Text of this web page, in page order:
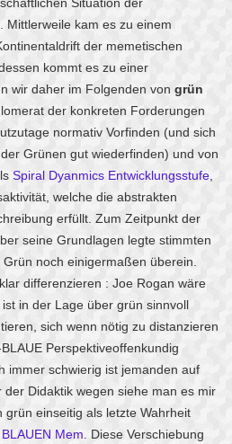
Situation der
Mittlerweile kam es zu einem
der memetischen
kommt es zu einer
wir daher im Folgenden von grün
der konkreten Forderungen
normativ Vorfinden (und sich
Grünen gut wiederfinden) und von
Spiral Dyanmics Entwicklungsstufe,
welche die abstrakten
erfüllt. Zum Zeitpunkt der
seine Grundlagen legte stimmten
noch einigermaßen überein.
differenzieren : Joe Rogan wäre
in der Lage über grün sinnvoll
sich wenn nötig zu distanzieren
Perspektiveoffenkundig
immer schwierig ist jemanden auf
Didaktik wegen siehe man es mir
einseitig als letzte Wahrheit
BLAUEN Mem. Diese Verschiebung